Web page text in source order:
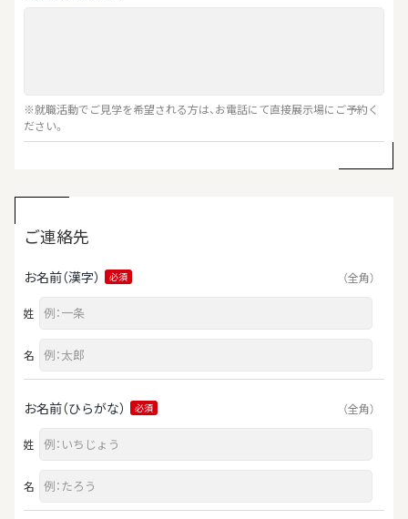
※就職活動でご見学を希望される方は、お電話にて直接展示場にご予約く
ださい。
ご連絡先
お名前（漢字） 必須 （全角）
姓
名
お名前（ひらがな） 必須 （全角）
姓
名